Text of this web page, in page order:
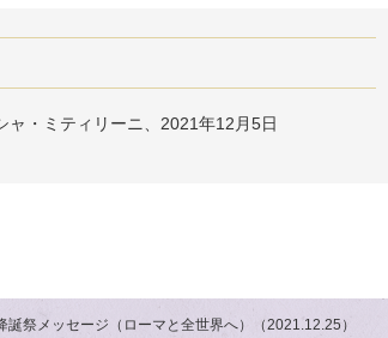
ャ・ミティリーニ、2021年12月5日
祭メッセージ（ローマと全世界へ）（2021.12.25）